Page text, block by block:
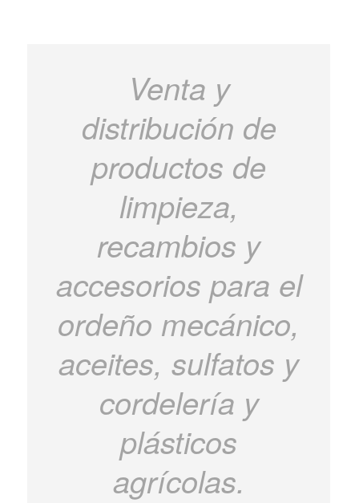
Venta y
distribución de
productos de
limpieza,
recambios y
accesorios para el
ordeño mecánico,
aceites, sulfatos y
cordelería y
plásticos
agrícolas.